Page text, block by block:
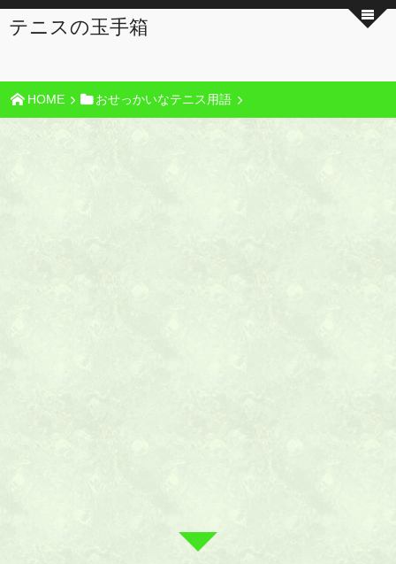
テニスの玉手箱
HOME おせっかいなテニス用語